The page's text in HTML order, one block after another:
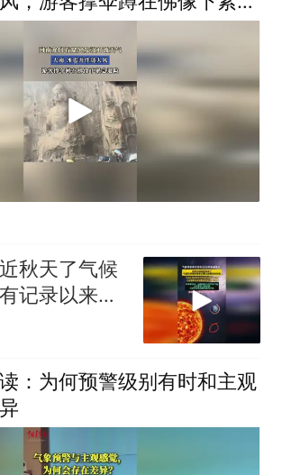
秋天了气候
记录以来最
：为何预警级别有时和主观